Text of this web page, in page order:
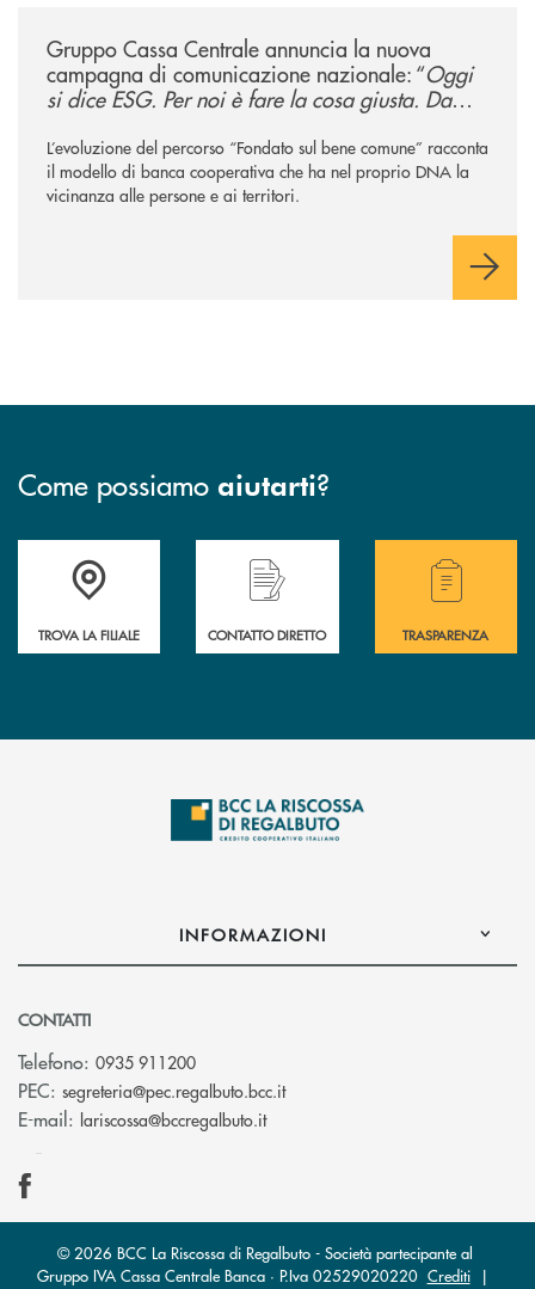
Gruppo Cassa Centrale annuncia la nuova
campagna di comunicazione nazionale: “Oggi
si dice ESG. Per noi è fare la cosa giusta. Da
L’evoluzione del percorso “Fondato sul bene comune” racconta
il modello di banca cooperativa che ha nel proprio DNA la
vicinanza alle persone e ai territori.
Come possiamo aiutarti?
Accedi all' elenco completo delle filiali della Bcc
TROVA LA FILIALE
Hai bisogno di assistenza immediata?
CONTATTO DIRETTO
Hai bisogno di
TRASPARENZA
INFORMAZIONI
CONTATTI
Telefono: 0935 911200
PEC: segreteria@pec.regalbuto.bcc.it(si apre l’app di posta
E-mail: lariscossa@bccregalbuto.it(si apre l’app di posta
© 2026 BCC La Riscossa di Regalbuto - Società partecipante al
Gruppo IVA Cassa Centrale Banca · P.Iva 02529020220 Crediti|